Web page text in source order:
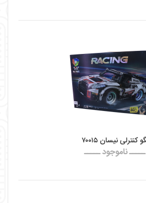
کنترلی نیسان ۷۰۰۱۵
ـــــ ناموجود ـــــ